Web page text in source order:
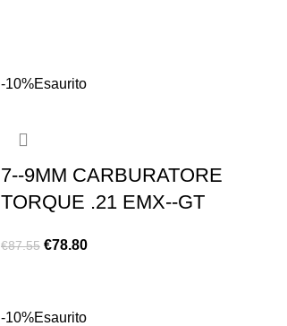
-10%Esaurito
7-­-9MM CARBURATORE
TORQUE .21 EMX-­-GT
€87.55 €78.80
-10%Esaurito